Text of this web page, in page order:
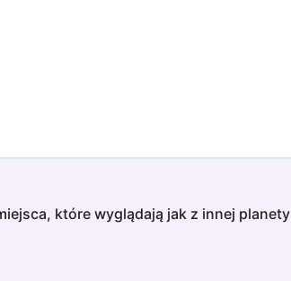
które wyglądają jak z innej planety